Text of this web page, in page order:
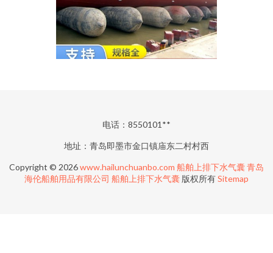
电话：8550101**
地址：青岛即墨市金口镇庙东二村村西
Copyright © 2026www.hailunchuanbo.com 船舶上排下水气囊青岛
海伦船舶用品有限公司 船舶上排下水气囊 版权所有Sitemap